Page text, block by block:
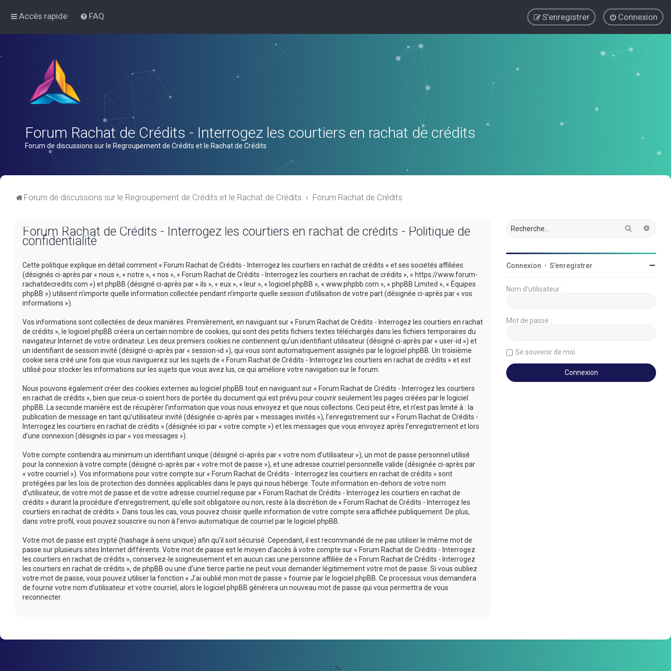
Accès rapide FAQ Connexion
S’enregistrer
Forum Rachat de Crédits - Interrogez les courtiers en rachat de crédits
Forum de discussions sur le Regroupement de Crédits et le Rachat de Crédits
Forum de discussions sur le Regroupement de Crédits et le Rachat de Crédits Forum Rachat de Crédits
Forum Rachat de Crédits - Interrogez les courtiers en rachat de crédits - Politique de
confidentialité
Cette politique explique en détail comment « Forum Rachat de Crédits - Interrogez les courtiers en rachat de crédits » et ses sociétés affiliées
(désignés ci-après par « nous », « notre », « nos », « Forum Rachat de Crédits - Interrogez les courtiers en rachat de crédits », « https://www.forum-
rachatdecredits.com ») et phpBB (désigné ci-après par « ils », « eux », « leur », « logiciel phpBB », « www.phpbb.com », « phpBB Limited », « Équipes
phpBB ») utilisent n’importe quelle information collectée pendant n’importe quelle session d’utilisation de votre part (désignée ci-après par « vos
informations »).
Vos informations sont collectées de deux manières. Premièrement, en naviguant sur « Forum Rachat de Crédits - Interrogez les courtiers en rachat
de crédits », le logiciel phpBB créera un certain nombre de cookies, qui sont des petits fichiers textes téléchargés dans les fichiers temporaires du
navigateur Internet de votre ordinateur. Les deux premiers cookies ne contiennent qu’un identifiant utilisateur (désigné ci-après par « user-id ») et
un identifiant de session invité (désigné ci-après par « session-id »), qui vous sont automatiquement assignés par le logiciel phpBB. Un troisième
cookie sera créé une fois que vous naviguerez sur les sujets de « Forum Rachat de Crédits - Interrogez les courtiers en rachat de crédits » et est
utilisé pour stocker les informations sur les sujets que vous avez lus, ce qui améliore votre navigation sur le forum.
Nous pouvons également créer des cookies externes au logiciel phpBB tout en naviguant sur « Forum Rachat de Crédits - Interrogez les courtiers
en rachat de crédits », bien que ceux-ci soient hors de portée du document qui est prévu pour couvrir seulement les pages créées par le logiciel
phpBB. La seconde manière est de récupérer l’information que vous nous envoyez et que nous collectons. Ceci peut être, et n’est pas limité à : la
publication de message en tant qu’utilisateur invité (désignée ci-après par « messages invités »), l’enregistrement sur « Forum Rachat de Crédits -
Interrogez les courtiers en rachat de crédits » (désignée ici par « votre compte ») et les messages que vous envoyez après l’enregistrement et lors
d’une connexion (désignés ici par « vos messages »).
Votre compte contiendra au minimum un identifiant unique (désigné ci-après par « votre nom d’utilisateur »), un mot de passe personnel utilisé
pour la connexion à votre compte (désigné ci-après par « votre mot de passe »), et une adresse courriel personnelle valide (désignée ci-après par
« votre courriel »). Vos informations pour votre compte sur « Forum Rachat de Crédits - Interrogez les courtiers en rachat de crédits » sont
protégées par les lois de protection des données applicables dans le pays qui nous héberge. Toute information en-dehors de votre nom
d’utilisateur, de votre mot de passe et de votre adresse courriel requise par « Forum Rachat de Crédits - Interrogez les courtiers en rachat de
crédits » durant la procédure d’enregistrement, qu’elle soit obligatoire ou non, reste à la discrétion de « Forum Rachat de Crédits - Interrogez les
courtiers en rachat de crédits ». Dans tous les cas, vous pouvez choisir quelle information de votre compte sera affichée publiquement. De plus,
dans votre profil, vous pouvez souscrire ou non à l’envoi automatique de courriel par le logiciel phpBB.
Votre mot de passe est crypté (hashage à sens unique) afin qu’il soit sécurisé. Cependant, il est recommandé de ne pas utiliser le même mot de
passe sur plusieurs sites Internet différents. Votre mot de passe est le moyen d’accès à votre compte sur « Forum Rachat de Crédits - Interrogez
les courtiers en rachat de crédits », conservez-le soigneusement et en aucun cas une personne affiliée de « Forum Rachat de Crédits - Interrogez
les courtiers en rachat de crédits », de phpBB ou une d’une tierce partie ne peut vous demander légitimement votre mot de passe. Si vous oubliez
votre mot de passe, vous pouvez utiliser la fonction « J’ai oublié mon mot de passe » fournie par le logiciel phpBB. Ce processus vous demandera
de fournir votre nom d’utilisateur et votre courriel, alors le logiciel phpBB générera un nouveau mot de passe qui vous permettra de vous
reconnecter.
Rechercher
Connexion • S’enregistrer
Nom d’utilisateur :
Mot de passe :
Se souvenir de moi
'; ?>